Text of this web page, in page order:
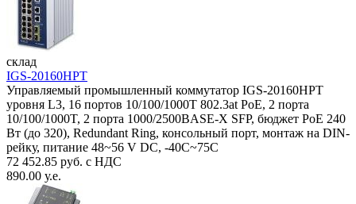
склад
IGS-20160HPT
Управляемый промышленный коммутатор IGS-20160HPT
уровня L3, 16 портов 10/100/1000T 802.3at PoE, 2 порта
10/100/1000T, 2 порта 1000/2500BASE-X SFP, бюджет PoE 240
Вт (до 320), Redundant Ring, консольный порт, монтаж на DIN-
рейку, питание 48~56 V DC, -40С~75C
72 452.85 руб. с НДС
890.00 у.е.